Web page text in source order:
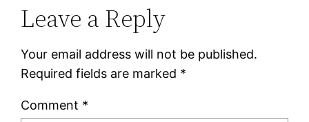
Leave a Reply
Your email address will not be published.
Required fields are marked *
Comment *